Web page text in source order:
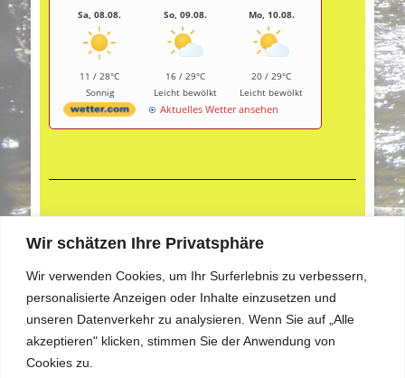
Wir schätzen Ihre Privatsphäre
Wir verwenden Cookies, um Ihr Surferlebnis zu verbessern,
personalisierte Anzeigen oder Inhalte einzusetzen und
unseren Datenverkehr zu analysieren. Wenn Sie auf „Alle
akzeptieren" klicken, stimmen Sie der Anwendung von
Cookies zu.
Sa, 08.08.
11 / 28°C
Sonnig
So, 09.08.
16 / 29°C
Leicht bewölkt
Mo, 10.08.
20 / 29°C
Leicht bewölkt
Aktuelles Wetter ansehen
Aktuelle Fotogalerie